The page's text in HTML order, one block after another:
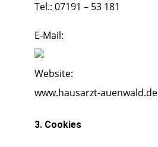
Tel.: 07191 – 53 181
E-Mail:
Website:
www.hausarzt-auenwald.de
3. Cookies